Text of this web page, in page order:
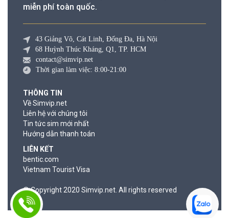
miễn phí toàn quốc.
43 Giảng Võ, Cát Linh, Đống Đa, Hà Nội
68 Huỳnh Thúc Kháng, Q1, TP. HCM
contact@simvip.net
Thời gian làm việc: 8:00-21:00
THÔNG TIN
Về Simvip.net
Liên hệ với chúng tôi
Tin tức sim mới nhất
Hướng dẫn thanh toán
LIÊN KẾT
bentic.com
Vietnam Tourist Visa
© Copyright 2020 Simvip.net. All rights reserved
© Copyright 2020 Simvip.net. All rights reserved